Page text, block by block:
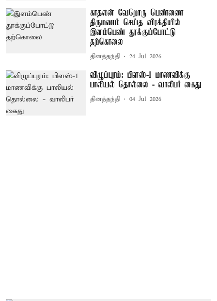
காதலன் வேறொரு பெண்ணை
திருமணம் செய்த விரக்தியில்
இளம்பெண் தூக்குப்போட்டு
தற்கொலை
தினத்தந்தி 24 Jul 2026
விழுப்புரம்: பிளஸ்-1 மாணவிக்கு
பாலியல் தொல்லை - வாலிபர் கைது
தினத்தந்தி 04 Jul 2026